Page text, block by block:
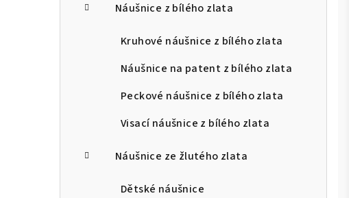
Náušnice z bílého zlata
Kruhové náušnice z bílého zlata
Náušnice na patent z bílého zlata
Peckové náušnice z bílého zlata
Visací náušnice z bílého zlata
Náušnice ze žlutého zlata
Dětské náušnice